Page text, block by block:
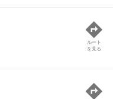
ルート
を見る